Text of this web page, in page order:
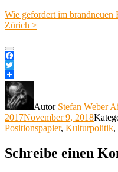
Wie gefordert im brandneuen
Zürich >
Facebook
Twitter
Autor Stefan Weber
2017November 9, 2018
Positionspapier, Kulturpolitik,
Schreibe einen